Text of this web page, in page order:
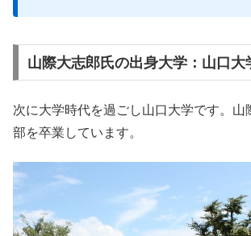
山際大志郎氏の出身大学：山口大
次に大学時代を過ごし山口大学です。山
部を卒業しています。